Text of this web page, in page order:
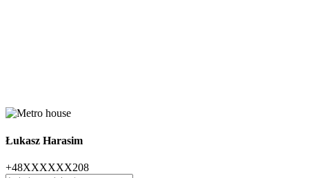
Łukasz Harasim
+48XXXXXX208